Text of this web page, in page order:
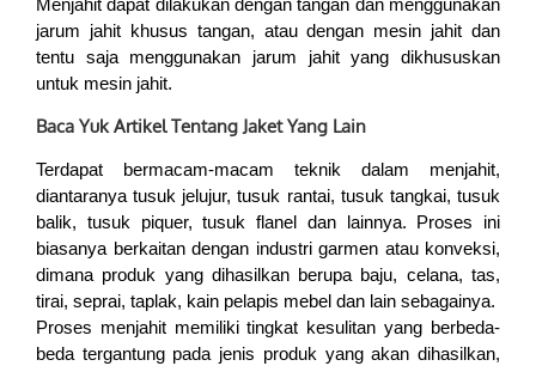
Menjahit dapat dilakukan dengan tangan dan menggunakan
jarum jahit khusus tangan, atau dengan mesin jahit dan
tentu saja menggunakan jarum jahit yang dikhususkan
untuk mesin jahit.
Baca Yuk Artikel Tentang Jaket Yang Lain
Terdapat bermacam-macam teknik dalam menjahit,
diantaranya tusuk jelujur, tusuk rantai, tusuk tangkai, tusuk
balik, tusuk piquer, tusuk flanel dan lainnya. Proses ini
biasanya berkaitan dengan industri garmen atau konveksi,
dimana produk yang dihasilkan berupa baju, celana, tas,
tirai, seprai, taplak, kain pelapis mebel dan lain sebagainya.
Proses menjahit memiliki tingkat kesulitan yang berbeda-
beda tergantung pada jenis produk yang akan dihasilkan,